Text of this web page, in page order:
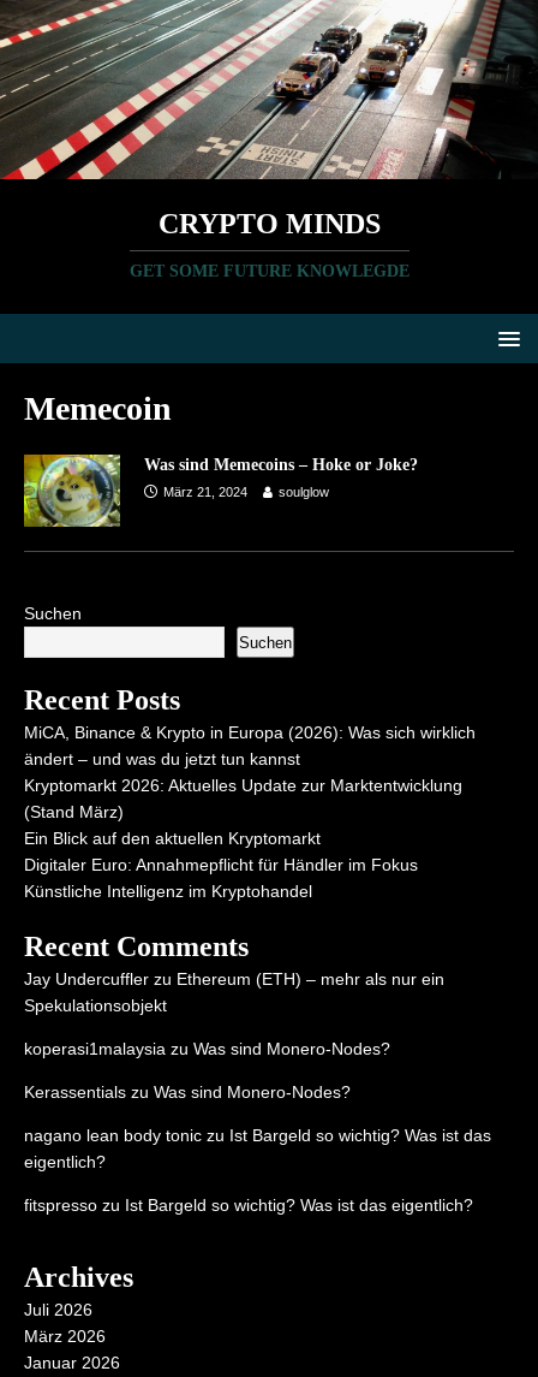
CRYPTO MINDS
GET SOME FUTURE KNOWLEGDE
Memecoin
Was sind Memecoins – Hoke or Joke?
März 21, 2024 soulglow
Suchen
Suchen
Recent Posts
MiCA, Binance & Krypto in Europa (2026): Was sich wirklich
ändert – und was du jetzt tun kannst
Kryptomarkt 2026: Aktuelles Update zur Marktentwicklung
(Stand März)
Ein Blick auf den aktuellen Kryptomarkt
Digitaler Euro: Annahmepflicht für Händler im Fokus
Künstliche Intelligenz im Kryptohandel
Recent Comments
Jay Undercuffler zu Ethereum (ETH) – mehr als nur ein
Spekulationsobjekt
koperasi1malaysia zu Was sind Monero-Nodes?
Kerassentials zu Was sind Monero-Nodes?
nagano lean body tonic zu Ist Bargeld so wichtig? Was ist das
eigentlich?
fitspresso zu Ist Bargeld so wichtig? Was ist das eigentlich?
Archives
Juli 2026
März 2026
Januar 2026